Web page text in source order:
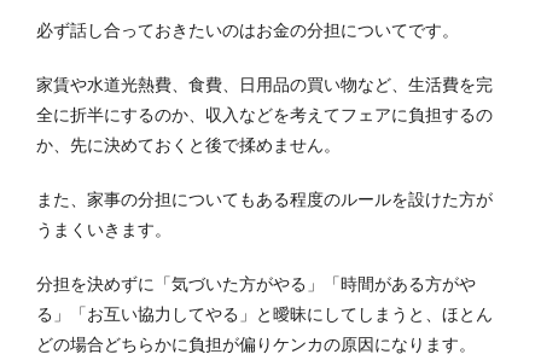
必ず話し合っておきたいのはお金の分担についてです。
家賃や水道光熱費、食費、日用品の買い物など、生活費を完
全に折半にするのか、収入などを考えてフェアに負担するの
か、先に決めておくと後で揉めません。
また、家事の分担についてもある程度のルールを設けた方が
うまくいきます。
分担を決めずに「気づいた方がやる」「時間がある方がや
る」「お互い協力してやる」と曖昧にしてしまうと、ほとん
どの場合どちらかに負担が偏りケンカの原因になります。